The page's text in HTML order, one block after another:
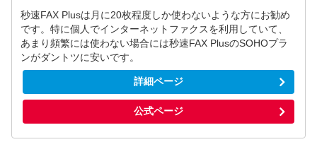
秒速FAX Plusは月に20枚程度しか使わないような方にお勧め
です。特に個人でインターネットファクスを利用していて、
あまり頻繁には使わない場合には秒速FAX PlusのSOHOプラ
ンがダントツに安いです。
詳細ページ
公式ページ